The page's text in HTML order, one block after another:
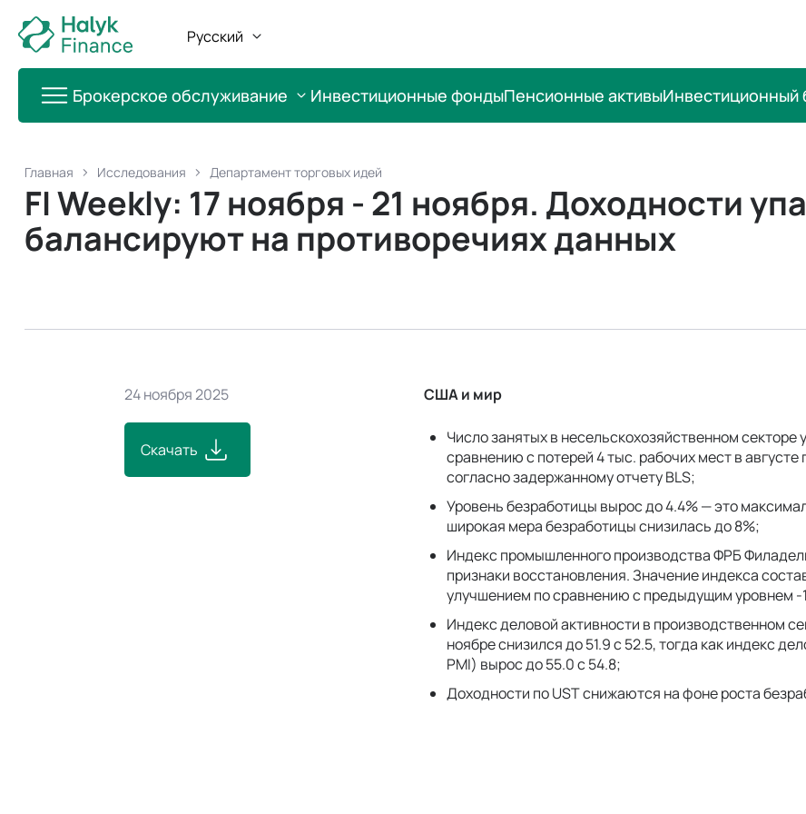
Русский
Брокерское обслуживание Инвестиционные фондыПенсионные активыИнвестиционный
Главная Исследования Департамент торговых идей
FI Weekly: 17 ноября - 21 ноября. Доходности
балансируют на противоречиях данных
24 ноября 2025
Скачать
США и мир
Число занятых в несельскохозяйственном секторе
сравнению с потерей 4 тыс. рабочих мест в
согласно задержанному отчету BLS;
Уровень безработицы вырос до 4.4% — это
широкая мера безработицы снизилась до 8%;
Индекс промышленного производства ФРБ
признаки восстановления. Значение индекса
улучшением по сравнению с предыдущим уровнем -
Индекс деловой активности в производственном
ноябре снизился до 51.9 с 52.5, тогда как индекс
PMI) вырос до 55.0 с 54.8;
Доходности по UST снижаются на фоне роста